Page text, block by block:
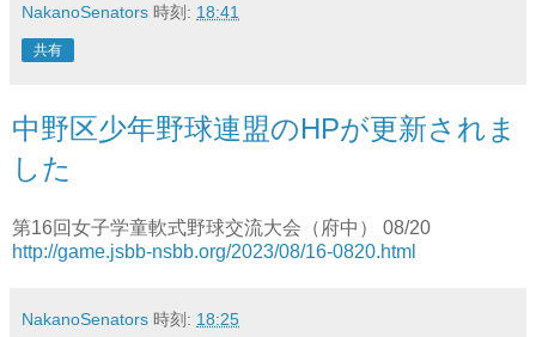
NakanoSenators 時刻: 18:41
共有
中野区少年野球連盟のHPが更新されま
した
第16回女子学童軟式野球交流大会（府中） 08/20
http://game.jsbb-nsbb.org/2023/08/16-0820.html
NakanoSenators 時刻: 18:25